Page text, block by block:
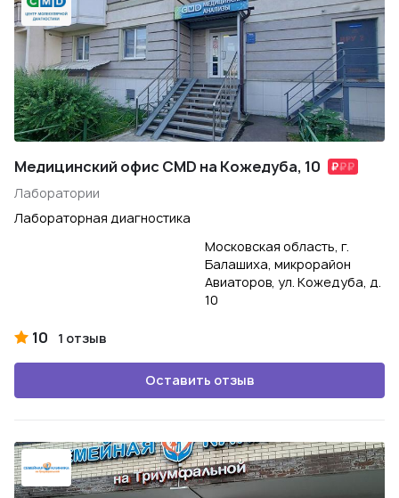
Медицинский офис CMD на Кожедуба, 10
Лаборатории
Лабораторная диагностика
Московская область, г.
Балашиха, микрорайон
Авиаторов, ул. Кожедуба, д.
10
10 1 отзыв
Оставить отзыв